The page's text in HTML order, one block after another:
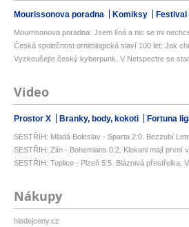
Mourissonova poradna Komiksy
Mourrisonova poradna: Jsem líná a nic se mi
Česká společnost ornitologická slaví 100 let: Jak
Vyzkoušejte český kyberpunk. V Netspectre se
Video
Prostor X Branky, body, kokoti Fortuna
SESTŘIH: Mladá Boleslav - Sparta 2:0. Bezzubí
SESTŘIH: Zlín - Bohemians 0:2. Klokani mají první
SESTŘIH: Teplice - Plzeň 5:5. Bláznivá přestřelka,
Nákupy
hledejceny.cz